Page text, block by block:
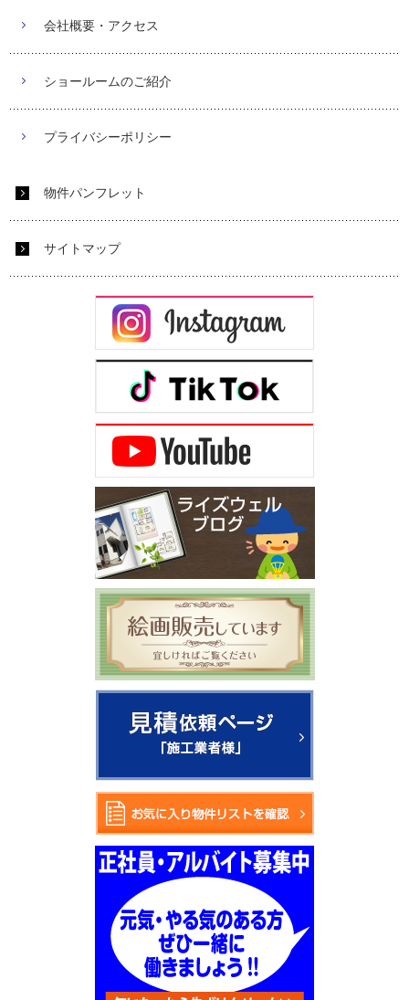
会社概要・アクセス
ショールームのご紹介
プライバシーポリシー
物件パンフレット
サイトマップ